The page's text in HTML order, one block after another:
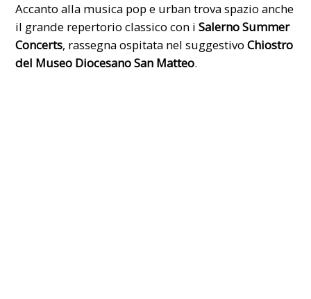
Accanto alla musica pop e urban trova spazio anche
il grande repertorio classico con iSalerno Summer
Concerts, rassegna ospitata nel suggestivoChiostro
del Museo Diocesano San Matteo.